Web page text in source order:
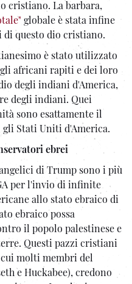
cristiano. La barbara,
globale è stata infine
questo dio cristiano.
è stato utilizzato
africani rapiti e dei loro
degli indiani d'America,
degli indiani. Quei
sono esattamente il
Stati Uniti d'America.
ebrei
di Trump sono i più
per l'invio di infinite
allo stato ebraico di
ebraico possa
il popolo palestinese e
Questi pazzi cristiani
molti membri del
e Huckabee), credono